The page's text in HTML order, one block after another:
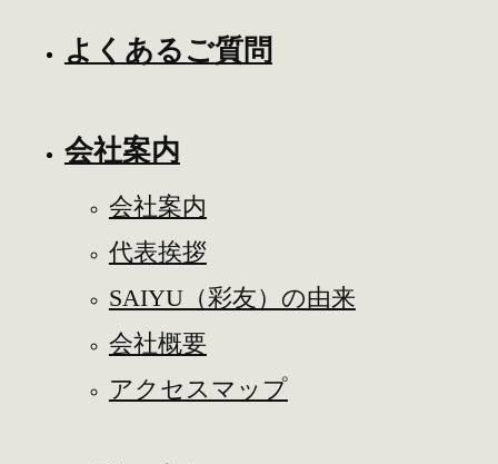
よくあるご質問
会社案内
会社案内
代表挨拶
SAIYU（彩友）の由来
会社概要
アクセスマップ